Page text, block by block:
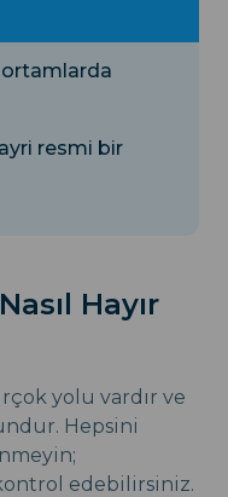
resmi bir
Hayır
yolu vardır ve
Hepsini
edebilirsiniz.